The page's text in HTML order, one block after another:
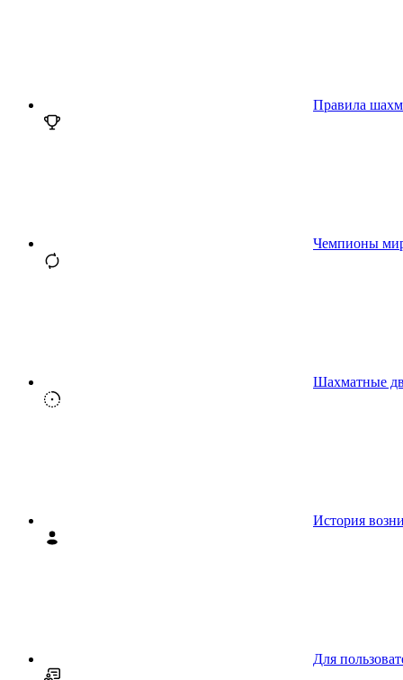
Правила
Чемпионы
Шахматные
История
Для